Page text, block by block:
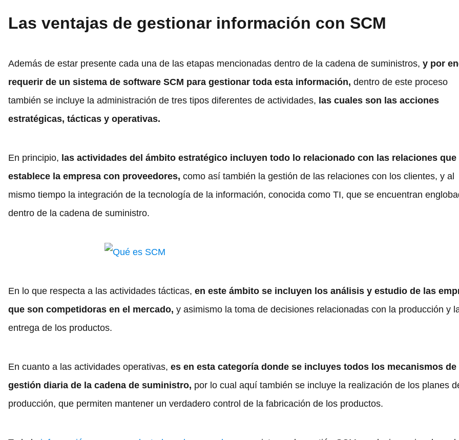
Las ventajas de gestionar información con SCM
Además de estar presente cada una de las etapas mencionadas dentro de la cadena de suministros, y por
requerir de un sistema de software SCM para gestionar toda esta información, dentro de este proceso
también se incluye la administración de tres tipos diferentes de actividades, las cuales son las acciones
estratégicas, tácticas y operativas.
En principio, las actividades del ámbito estratégico incluyen todo lo relacionado con las relaciones que
establece la empresa con proveedores, como así también la gestión de las relaciones con los clientes, y al
mismo tiempo la integración de la tecnología de la información, conocida como TI, que se encuentran
dentro de la cadena de suministro.
En lo que respecta a las actividades tácticas, en este ámbito se incluyen los análisis y estudio de las
que son competidoras en el mercado, y asimismo la toma de decisiones relacionadas con la producción y
entrega de los productos.
En cuanto a las actividades operativas, es en esta categoría donde se incluyes todos los mecanismos de
gestión diaria de la cadena de suministro, por lo cual aquí también se incluye la realización de los planes
producción, que permiten mantener un verdadero control de la fabricación de los productos.